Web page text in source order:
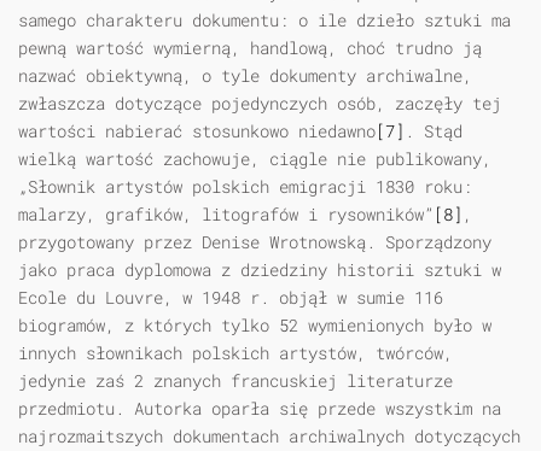
samego charakteru dokumentu: o ile dzieło sztuki ma
pewną wartość wymierną, handlową, choć trudno ją
nazwać obiektywną, o tyle dokumenty archiwalne,
zwłaszcza dotyczące pojedynczych osób, zaczęły tej
wartości nabierać stosunkowo niedawno[7] . Stąd
wielką wartość zachowuje, ciągle nie publikowany,
„Słownik artystów polskich emigracji 1830 roku:
malarzy, grafików, litografów i rysowników” [8] ,
przygotowany przez Denise Wrotnowską. Sporządzony
jako praca dyplomowa z dziedziny historii sztuki w
Ecole du Louvre, w 1948 r. objął w sumie 116
biogramów, z których tylko 52 wymienionych było w
innych słownikach polskich artystów, twórców,
jedynie zaś 2 znanych francuskiej literaturze
przedmiotu. Autorka oparła się przede wszystkim na
najrozmaitszych dokumentach archiwalnych dotyczących